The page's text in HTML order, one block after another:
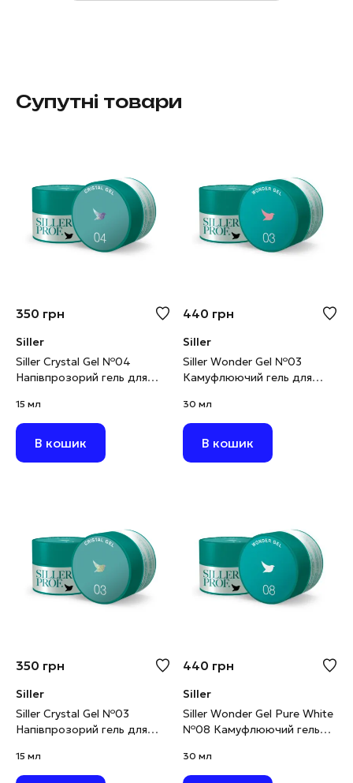
Супутні товари
350 грн
Siller
Siller Crystal Gel №04
Напівпрозорий гель для
блискітками, 15 мл
15 мл
В кошик
440 грн
Siller
Siller Wonder Gel №03
Камуфлюючий гель для
рожевий, 30 мл
30 мл
В кошик
350 грн
Siller
Siller Crystal Gel №03
Напівпрозорий гель для
блискітками, 15 мл
15 мл
440 грн
Siller
Siller Wonder Gel Pure White
№08 Камуфлюючий гель
за білий, 30 мг
30 мл